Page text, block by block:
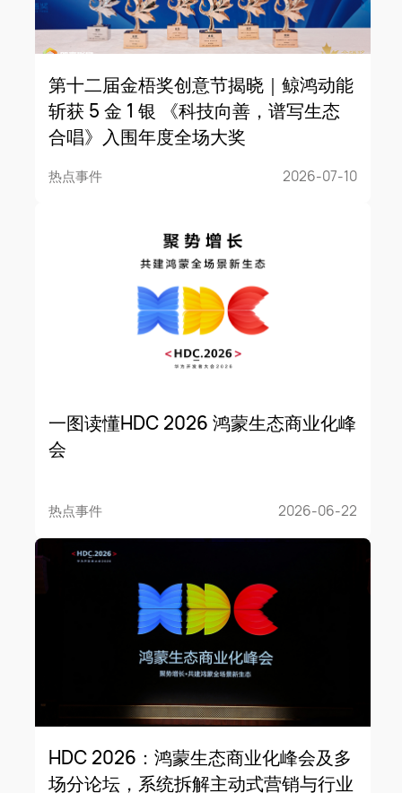
第十二届金梧奖创意节揭晓｜鲸鸿动能
斩获 5 金 1 银 《科技向善，谱写生态
合唱》入围年度全场大奖
热点事件 2026-07-10
一图读懂HDC 2026 鸿蒙生态商业化峰
会
热点事件 2026-06-22
HDC 2026：鸿蒙生态商业化峰会及多
场分论坛，系统拆解主动式营销与行业